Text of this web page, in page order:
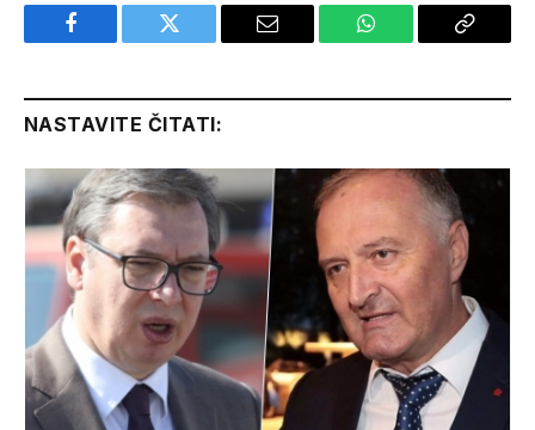
Facebook Twitter Email WhatsApp Copy
NASTAVITE ČITATI: